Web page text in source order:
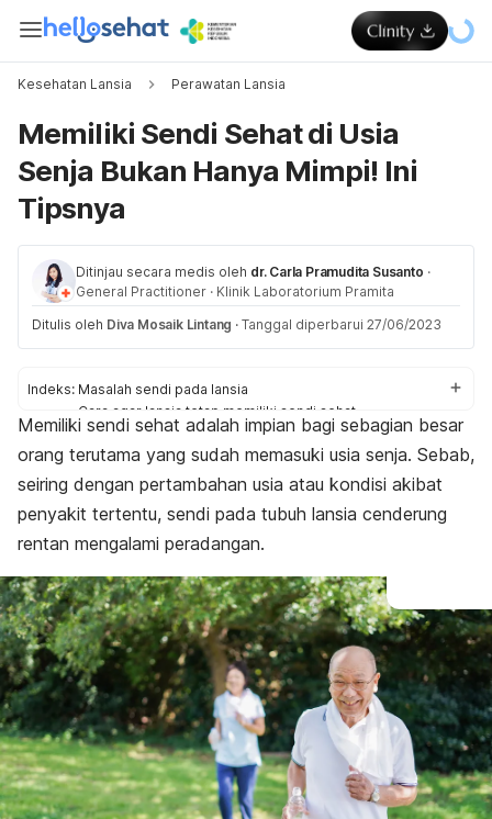
Kesehatan Lansia Perawatan Lansia
Memiliki Sendi Sehat di Usia
Senja Bukan Hanya Mimpi! Ini
Tipsnya
Ditinjau secara medis oleh dr. Carla Pramudita Susanto ·
General Practitioner · Klinik Laboratorium Pramita
Ditulis oleh Diva Mosaik Lintang · Tanggal diperbarui 27/06/2023
Indeks: Masalah sendi pada lansia
Cara agar lansia tetap memiliki sendi sehat
Memiliki sendi sehat adalah impian bagi sebagian besar
orang terutama yang sudah memasuki usia senja. Sebab,
seiring dengan pertambahan usia atau kondisi akibat
penyakit tertentu, sendi pada tubuh lansia cenderung
rentan mengalami peradangan.